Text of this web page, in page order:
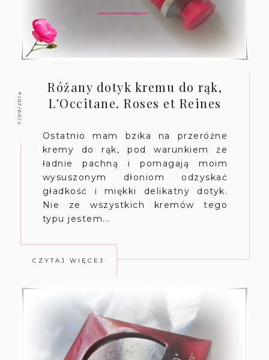
7/09/2014
Różany dotyk kremu do rąk,
L'Occitane. Roses et Reines
Ostatnio mam bzika na przeróżne
kremy do rąk, pod warunkiem że
ładnie pachną i pomagają moim
wysuszonym dłoniom odzyskać
gładkość i miękki delikatny dotyk.
Nie ze wszystkich kremów tego
typu jestem...
CZYTAJ WIĘCEJ